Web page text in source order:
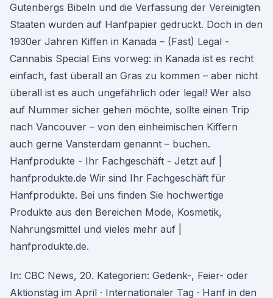
Gutenbergs Bibeln und die Verfassung der Vereinigten
Staaten wurden auf Hanfpapier gedruckt. Doch in den
1930er Jahren Kiffen in Kanada – (Fast) Legal -
Cannabis Special Eins vorweg: in Kanada ist es recht
einfach, fast überall an Gras zu kommen – aber nicht
überall ist es auch ungefährlich oder legal! Wer also
auf Nummer sicher gehen möchte, sollte einen Trip
nach Vancouver – von den einheimischen Kiffern
auch gerne Vansterdam genannt – buchen.
Hanfprodukte - Ihr Fachgeschäft - Jetzt auf |
hanfprodukte.de Wir sind Ihr Fachgeschäft für
Hanfprodukte. Bei uns finden Sie hochwertige
Produkte aus den Bereichen Mode, Kosmetik,
Nahrungsmittel und vieles mehr auf |
hanfprodukte.de.
In: CBC News, 20. Kategorien: Gedenk-, Feier- oder
Aktionstag im April · Internationaler Tag · Hanf in den